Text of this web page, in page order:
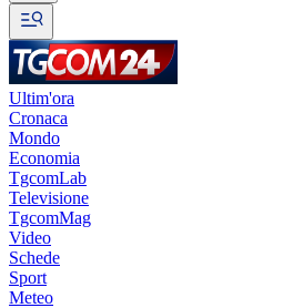
Ultim'ora
Cronaca
Mondo
Economia
TgcomLab
Televisione
TgcomMag
Video
Schede
Sport
Meteo